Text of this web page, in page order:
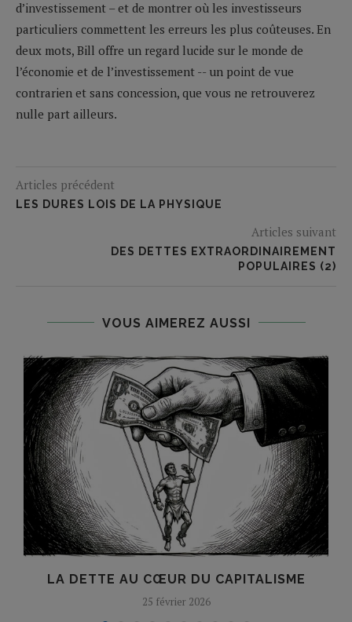
d’investissement – et de montrer où les investisseurs
particuliers commettent les erreurs les plus coûteuses. En
deux mots, Bill offre un regard lucide sur le monde de
l’économie et de l’investissement -- un point de vue
contrarien et sans concession, que vous ne retrouverez
nulle part ailleurs.
Articles précédent
LES DURES LOIS DE LA PHYSIQUE
Articles suivant
DES DETTES EXTRAORDINAIREMENT
POPULAIRES (2)
VOUS AIMEREZ AUSSI
LA DETTE AU CŒUR DU CAPITALISME
25 février 2026